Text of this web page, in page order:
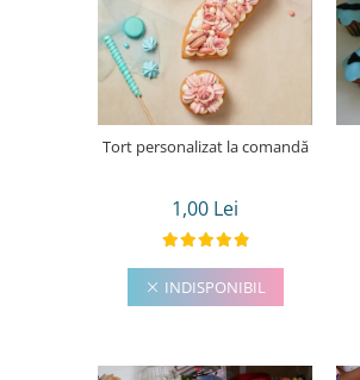
Torturi in frosting- crema pentru
Torturi cu flori
Tortulețe 1.7 kg - 2 kg
Tort personalizat la comandă
1,00 Lei
INDISPONIBIL